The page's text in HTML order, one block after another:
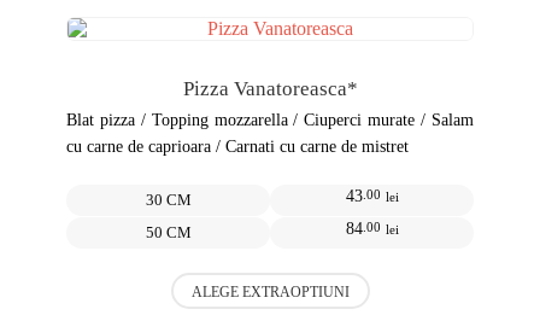
variații.
alese
în
pagina
Pizza Vanatoreasca*
Blat pizza / Topping mozzarella / Ciuperci murate / Salam
cu carne de caprioara / Carnati cu carne de mistret
30 CM 43.00 lei
50 CM 84 .00 lei
Acest
produs
ALEGE EXTRAOPTIUNI